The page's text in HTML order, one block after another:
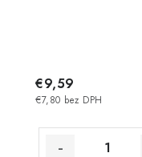
€7,80 bez DPH
€9,59